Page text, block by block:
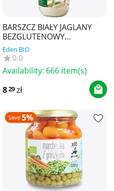
BARSZCZ BIAŁY JAGLANY
BEZGLUTENOWY
KONCENTRAT BIO 320 ml -
KOWALEWSKI
Eden BIO
0.0
Availability: 666 item(s)
829zł
Save 5%